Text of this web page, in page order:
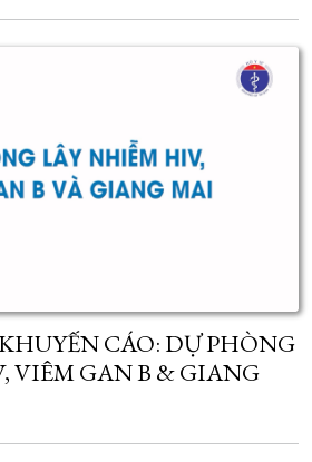
CÁO: DỰ PHÒNG
VIÊM GAN B & GIANG
CON